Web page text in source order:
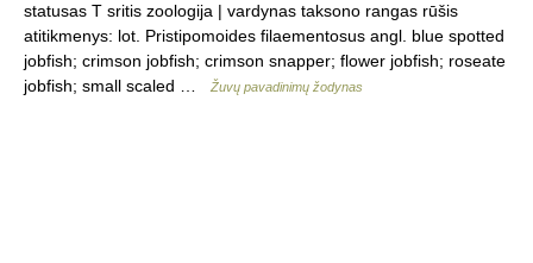
statusas T sritis zoologija | vardynas taksono rangas rūšis
atitikmenys: lot. Pristipomoides filaementosus angl. blue spotted
jobfish; crimson jobfish; crimson snapper; flower jobfish; roseate
jobfish; small scaled …
Žuvų pavadinimų žodynas